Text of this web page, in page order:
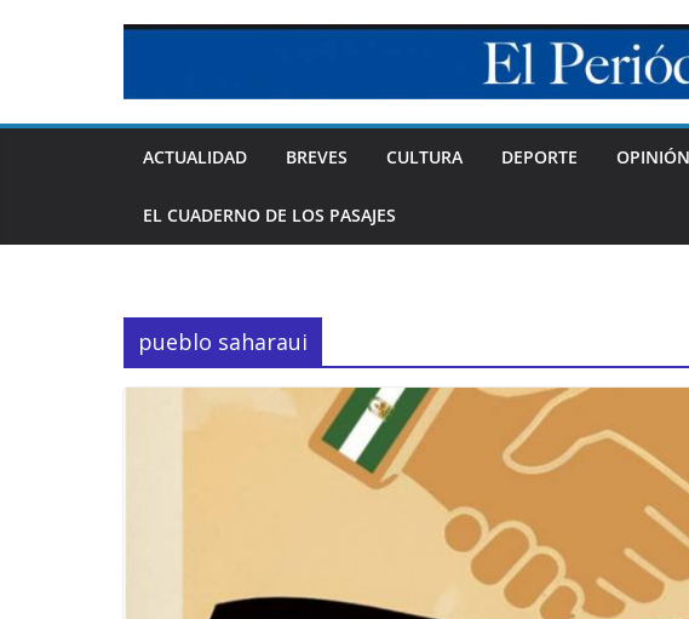
ACTUALIDAD BREVES CULTURA DEPORTE OPINIÓN
EL CUADERNO DE LOS PASAJES
pueblo saharaui